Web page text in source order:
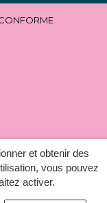
et obtenir des
vous pouvez
activer.